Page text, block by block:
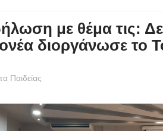
με θέμα τις:
διοργάνωσε το
Παιδείας